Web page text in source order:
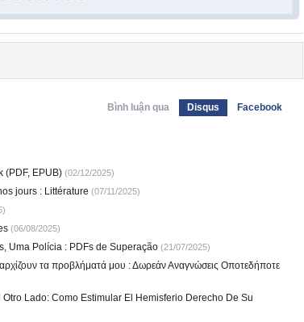
Bình luận qua Disqus Facebook
(PDF, EPUB)(02/12/2025)
jours : Littérature (07/11/2025)
(06/08/2025)
Uma Polícia : PDFs de Superação(21/07/2025)
τα προβλήματά μου : Δωρεάν Αναγνώσεις Οποτεδήποτε
Lado: Como Estimular El Hemisferio Derecho De Su